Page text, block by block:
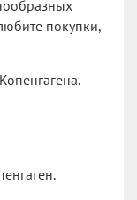
покупки,